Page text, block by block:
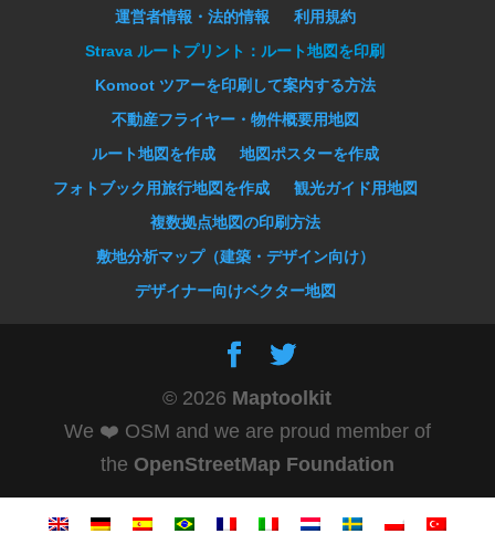
運営者情報・法的情報
利用規約
Strava ルートプリント：ルート地図を印刷
Komoot ツアーを印刷して案内する方法
不動産フライヤー・物件概要用地図
ルート地図を作成
地図ポスターを作成
フォトブック用旅行地図を作成
観光ガイド用地図
複数拠点地図の印刷方法
敷地分析マップ（建築・デザイン向け）
デザイナー向けベクター地図
© 2026 Maptoolkit
We ❤️ OSM and we are proud member of
the OpenStreetMap Foundation